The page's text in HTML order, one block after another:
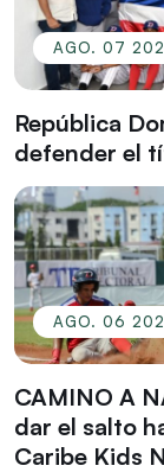
AGO. 07
República
defender el
AGO. 06
CAMINO A
dar el salto
Caribe Kids